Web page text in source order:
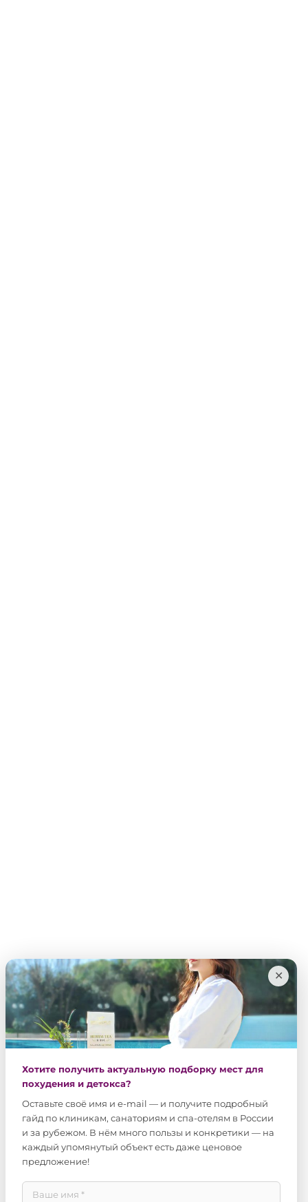
✕
Хотите получить актуальную подборку мест для
похудения и детокса?
Оставьте своё имя и e-mail — и получите подробный
гайд по клиникам, санаториям и спа-отелям в России
и за рубежом. В нём много пользы и конкретики — на
каждый упомянутый объект есть даже ценовое
предложение!